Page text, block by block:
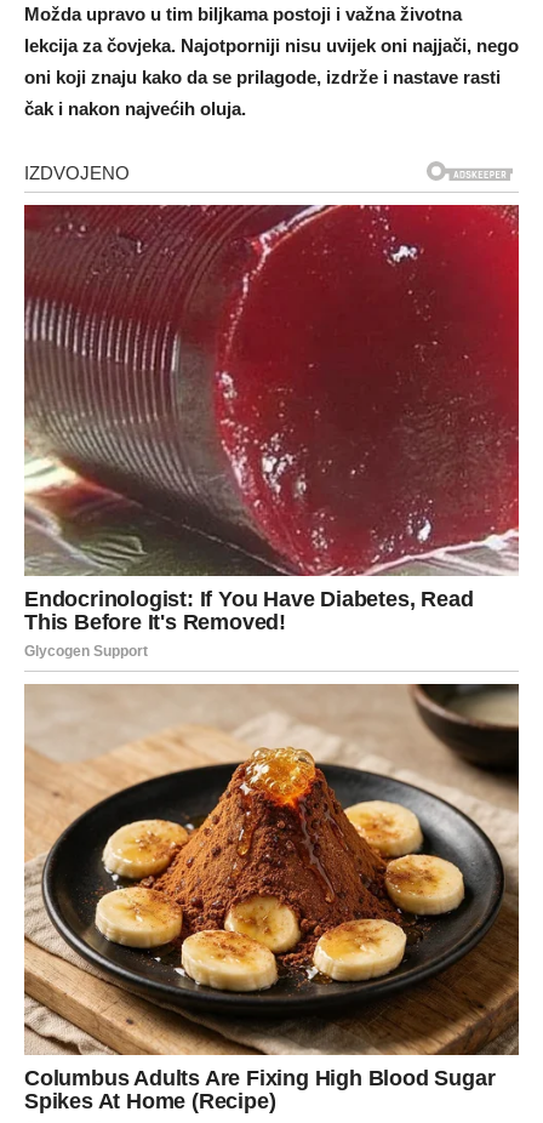
Možda upravo u tim biljkama postoji i važna životna
lekcija za čovjeka. Najotporniji nisu uvijek oni najjači, nego
oni koji znaju kako da se prilagode, izdrže i nastave rasti
čak i nakon najvećih oluja.